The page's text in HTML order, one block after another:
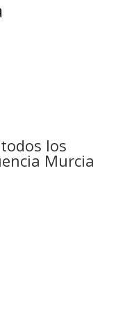
los
Murcia